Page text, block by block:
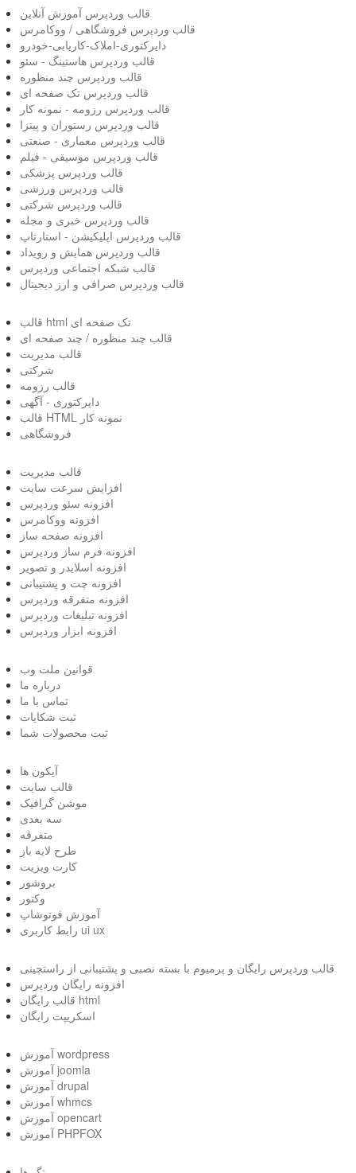
قالب وردپرس آموزش آنلاین
قالب وردپرس فروشگاهی / ووکامرس
دایرکتوری-املاک-کاریابی-خودرو
قالب وردپرس هاستینگ - سئو
قالب وردپرس چند منظوره
قالب وردپرس تک صفحه ای
قالب وردپرس رزومه - نمونه کار
قالب وردپرس رستوران و پیتزا
قالب وردپرس معماری - صنعتی
قالب وردپرس موسیقی - فیلم
قالب وردپرس پزشکی
قالب وردپرس ورزشی
قالب وردپرس شرکتی
قالب وردپرس خبری و مجله
قالب وردپرس اپلیکیشن - استارتاپ
قالب وردپرس همایش و رویداد
قالب شبکه اجتماعی وردپرس
قالب وردپرس صرافی و ارز دیجیتال
قالب html تک صفحه ای
قالب چند منظوره / چند صفحه ای
قالب مدیریت
شرکتی
قالب رزومه
دایرکتوری - آگهی
قالب HTML نمونه کار
فروشگاهی
قالب مدیریت
افزایش سرعت سایت
افزونه سئو وردپرس
افزونه ووکامرس
افزونه صفحه ساز
افزونه فرم ساز وردپرس
افزونه اسلایدر و تصویر
افزونه چت و پشتیبانی
افزونه متفرقه وردپرس
افزونه تبلیغات وردپرس
افزونه ابزار وردپرس
قوانین ملت وب
درباره ما
تماس با ما
ثبت شکایات
ثبت محصولات شما
آیکون ها
قالب سایت
موشن گرافیک
سه بعدی
متفرقه
طرح لایه باز
کارت ویزیت
بروشور
وکتور
آموزش فوتوشاپ
رابط کاربری ui ux
قالب وردپرس رایگان و پرمیوم با بسته نصبی و پشتیبانی از راستچینی
افزونه رایگان وردپرس
قالب رایگان html
اسکریپت رایگان
آموزش wordpress
آموزش joomla
آموزش drupal
آموزش whmcs
آموزش opencart
آموزش PHPFOX